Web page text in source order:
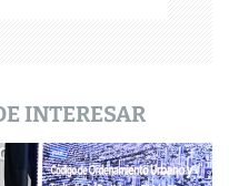
INTERESAR